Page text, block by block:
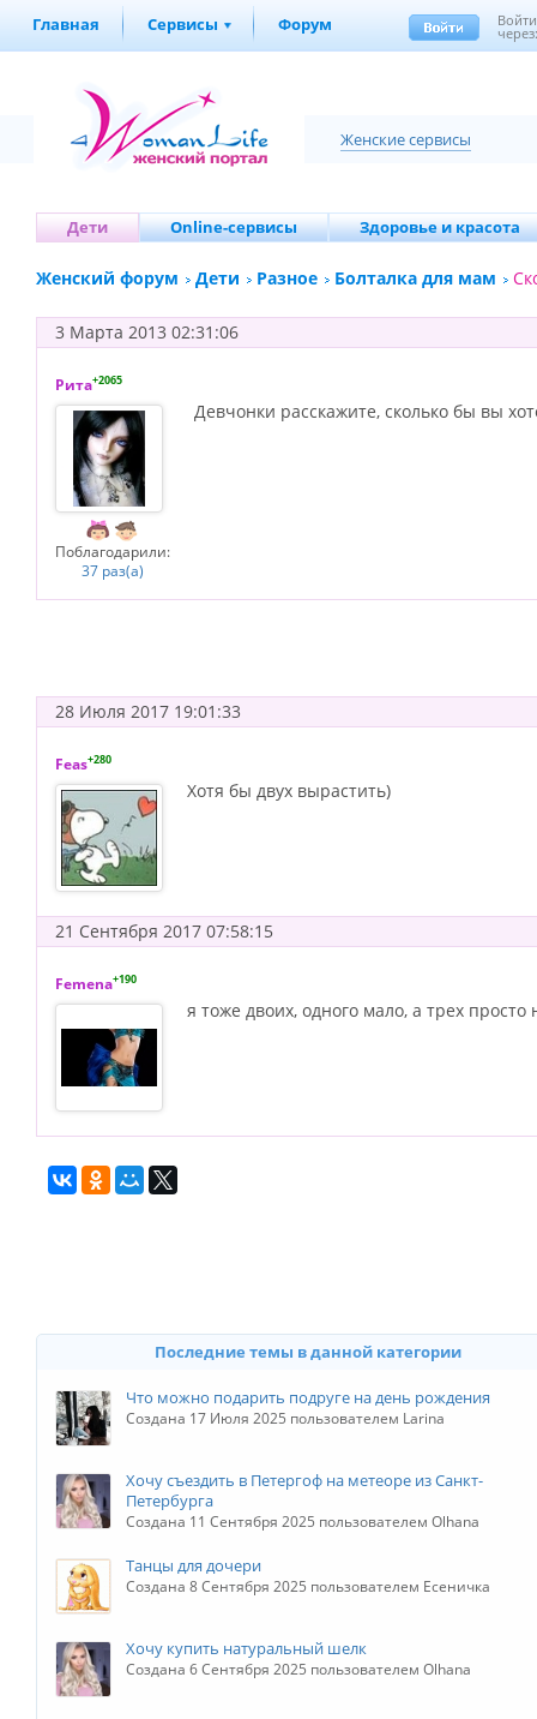
Главная Сервисы Форум Войти
Женские сервисы
Дети Online-сервисы Здоровье и красота
Женский форум Дети Разное Болталка для мам
3 Марта 2013 02:31:06
Рита+2065
Поблагодарили:
37 раз(а)
Девчонки расскажите, сколько бы вы
28 Июля 2017 19:01:33
Feas+280
Хотя бы двух вырастить)
21 Сентября 2017 07:58:15
Femena+190
я тоже двоих, одного мало, а трех просто
Последние темы в данной категории
Что можно подарить подруге на день рождения
Создана 17 Июля 2025 пользователем Larina
Хочу съездить в Петергоф на метеоре из Санкт-
Петербурга
Создана 11 Сентября 2025 пользователем Olhana
Танцы для дочери
Создана 8 Сентября 2025 пользователем Есеничка
Хочу купить натуральный шелк
Создана 6 Сентября 2025 пользователем Olhana